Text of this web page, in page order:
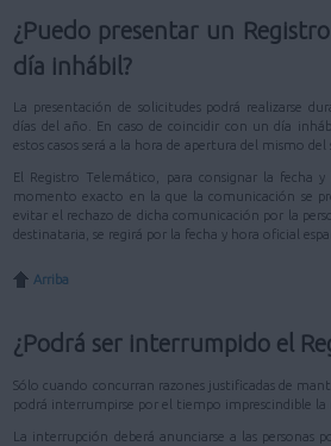
¿Puedo presentar un
día inhábil?
La presentación de solicitudes podrá realizarse
días del año. En caso de coincidir con un día
estos casos será a la hora de apertura del mismo del
El Registro Telemático, para consignar la fecha
momento exacto en la que la comunicación se
evitar el rechazo de dicha comunicación por la
destinataria, se regirá por la fecha y hora oficial
Arriba
¿Podrá ser interrumpido el
Sólo cuando concurran razones justificadas de
podrá interrumpirse por el tiempo imprescindible la
La interrupción deberá anunciarse a las personas